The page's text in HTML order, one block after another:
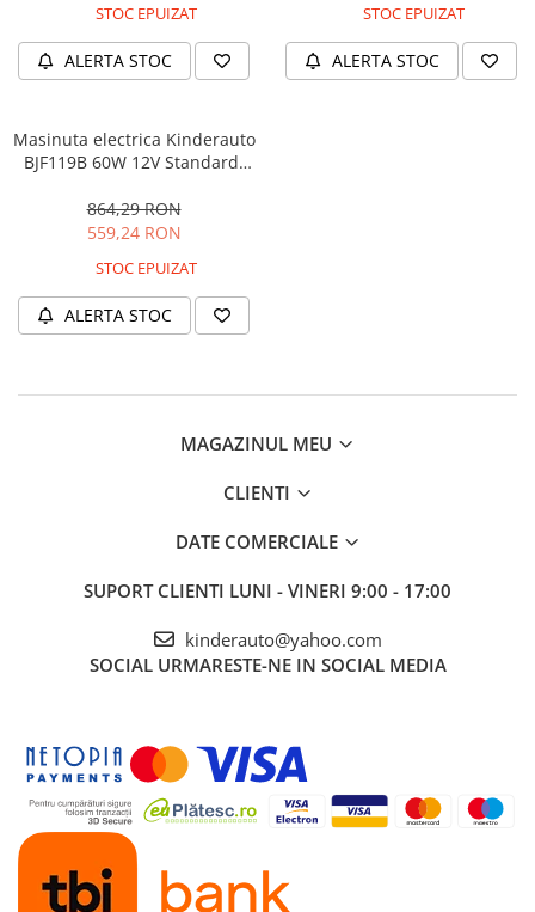
STOC EPUIZAT
ALERTA STOC
STOC EPUIZAT
ALERTA STOC
Masinuta electrica Kinderauto
BJF119B 60W 12V Standard,
864,29 RON
559,24 RON
STOC EPUIZAT
ALERTA STOC
MAGAZINUL MEU
CLIENTI
DATE COMERCIALE
SUPORT CLIENTI LUNI - VINERI 9:00 - 17:00
kinderauto@yahoo.com
SOCIAL URMARESTE-NE IN SOCIAL MEDIA